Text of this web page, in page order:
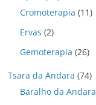
Cromoterapia (11)
Ervas (2)
Gemoterapia (26)
Tsara da Andara (74)
Baralho da Andara